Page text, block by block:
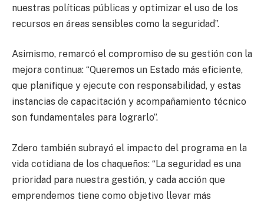
nuestras políticas públicas y optimizar el uso de los
recursos en áreas sensibles como la seguridad”.
Asimismo, remarcó el compromiso de su gestión con la
mejora continua: “Queremos un Estado más eficiente,
que planifique y ejecute con responsabilidad, y estas
instancias de capacitación y acompañamiento técnico
son fundamentales para lograrlo”.
Zdero también subrayó el impacto del programa en la
vida cotidiana de los chaqueños: “La seguridad es una
prioridad para nuestra gestión, y cada acción que
emprendemos tiene como objetivo llevar más